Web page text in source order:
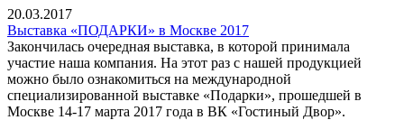
20.03.2017
Выставка «ПОДАРКИ» в Москве 2017
Закончилась очередная выставка, в которой принимала
участие наша компания. На этот раз с нашей продукцией
можно было ознакомиться на международной
специализированной выставке «Подарки», прошедшей в
Москве 14-17 марта 2017 года в ВК «Гостиный Двор».